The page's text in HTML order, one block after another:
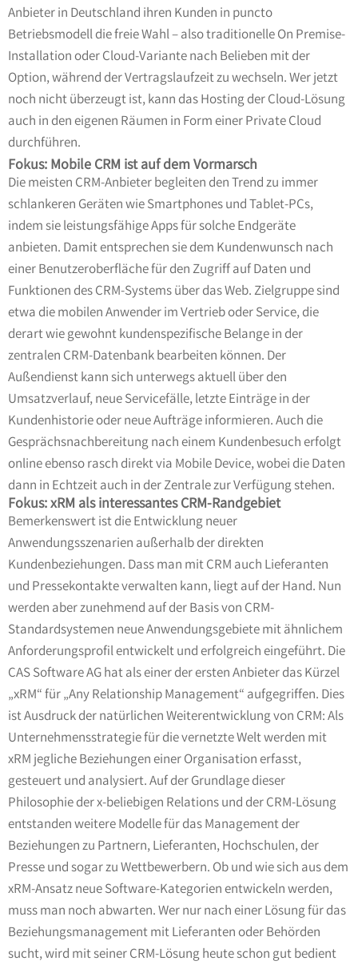
Anbieter in Deutschland ihren Kunden in puncto
Betriebsmodell die freie Wahl – also traditionelle On Premise-
Installation oder Cloud-Variante nach Belieben mit der
Option, während der Vertragslaufzeit zu wechseln. Wer jetzt
noch nicht überzeugt ist, kann das Hosting der Cloud-Lösung
auch in den eigenen Räumen in Form einer Private Cloud
durchführen.
Fokus: Mobile CRM ist auf dem Vormarsch
Die meisten CRM-Anbieter begleiten den Trend zu immer
schlankeren Geräten wie Smartphones und Tablet-PCs,
indem sie leistungsfähige Apps für solche Endgeräte
anbieten. Damit entsprechen sie dem Kundenwunsch nach
einer Benutzeroberfläche für den Zugriff auf Daten und
Funktionen des CRM-Systems über das Web. Zielgruppe sind
etwa die mobilen Anwender im Vertrieb oder Service, die
derart wie gewohnt kundenspezifische Belange in der
zentralen CRM-Datenbank bearbeiten können. Der
Außendienst kann sich unterwegs aktuell über den
Umsatzverlauf, neue Servicefälle, letzte Einträge in der
Kundenhistorie oder neue Aufträge informieren. Auch die
Gesprächsnachbereitung nach einem Kundenbesuch erfolgt
online ebenso rasch direkt via Mobile Device, wobei die Daten
dann in Echtzeit auch in der Zentrale zur Verfügung stehen.
Fokus: xRM als interessantes CRM-Randgebiet
Bemerkenswert ist die Entwicklung neuer
Anwendungsszenarien außerhalb der direkten
Kundenbeziehungen. Dass man mit CRM auch Lieferanten
und Pressekontakte verwalten kann, liegt auf der Hand. Nun
werden aber zunehmend auf der Basis von CRM-
Standardsystemen neue Anwendungsgebiete mit ähnlichem
Anforderungsprofil entwickelt und erfolgreich eingeführt. Die
CAS Software AG hat als einer der ersten Anbieter das Kürzel
„xRM“ für „Any Relationship Management“ aufgegriffen. Dies
ist Ausdruck der natürlichen Weiterentwicklung von CRM: Als
Unternehmensstrategie für die vernetzte Welt werden mit
xRM jegliche Beziehungen einer Organisation erfasst,
gesteuert und analysiert. Auf der Grundlage dieser
Philosophie der x-beliebigen Relations und der CRM-Lösung
entstanden weitere Modelle für das Management der
Beziehungen zu Partnern, Lieferanten, Hochschulen, der
Presse und sogar zu Wettbewerbern. Ob und wie sich aus dem
xRM-Ansatz neue Software-Kategorien entwickeln werden,
muss man noch abwarten. Wer nur nach einer Lösung für das
Beziehungsmanagement mit Lieferanten oder Behörden
sucht, wird mit seiner CRM-Lösung heute schon gut bedient